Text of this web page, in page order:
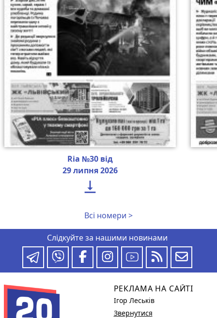
Ria №30 від
29 липня 2026

Всі номери >
Слідкуйте за нашими новинами
РЕКЛАМА НА САЙТІ
Ігор Леськів
Звернутися